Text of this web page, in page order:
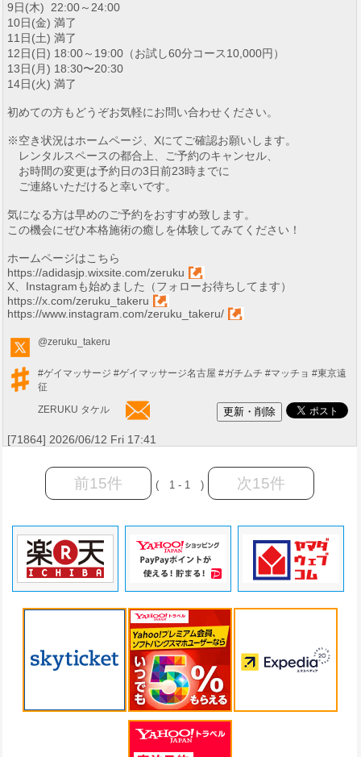
9日(木) 22:00～24:00
10日(金) 満了
11日(土) 満了
12日(日) 18:00～19:00（お試し60分コース10,000円）
13日(月) 18:30〜20:30
14日(火) 満了
初めての方もどうぞお気軽にお問い合わせください。
※空き状況はホームページ、Xにてご確認お願いします。
レンタルスペースの都合上、ご予約のキャンセル、
お時間の変更は予約日の3日前23時までに
ご連絡いただけると幸いです。
気になる方は早めのご予約をおすすめ致します。
この機会にぜひ本格施術の癒しを体験してみてください！
ホームページはこちら
https://adidasjp.wixsite.com/zeruku
X、Instagramも始めました（フォローお待ちしてます）
https://x.com/zeruku_takeru
https://www.instagram.com/zeruku_takeru/
@zeruku_takeru
#ゲイマッサージ #ゲイマッサージ名古屋 #ガチムチ #マッチョ #東京遠
征
ZERUKU タケル
[71864] 2026/06/12 Fri 17:41
前15件 ( 1 - 1 ) 次15件